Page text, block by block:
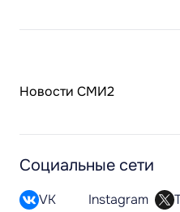
Новости СМИ2
Социальные сети
VK Instagram